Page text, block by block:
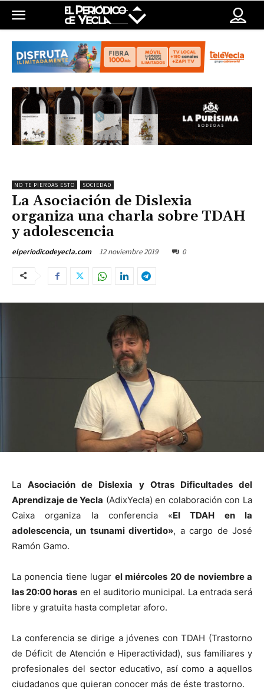
NO TE PIERDAS ESTO SOCIEDAD
La Asociación de Dislexia
organiza una charla sobre TDAH
y adolescencia
elperiodicodeyecla.com 12 noviembre 2019 0
LaAsociación de Dislexia y Otras Dificultades del
Aprendizaje de Yecla (AdixYecla) en colaboración con La
Caixa organiza la conferencia «El TDAH en la
adolescencia, un tsunami divertido», a cargo de José
Ramón Gamo.
La ponencia tiene lugar el miércoles 20 de noviembre a
las 20:00 horas en el auditorio municipal. La entrada será
libre y gratuita hasta completar aforo.
La conferencia se dirige a jóvenes con TDAH (Trastorno
de Déficit de Atención e Hiperactividad), sus familiares y
profesionales del sector educativo, así como a aquellos
ciudadanos que quieran conocer más de éste trastorno.